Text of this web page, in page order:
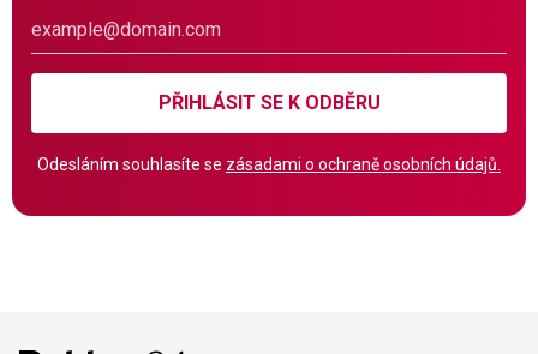
PŘIHLÁSIT SE K ODBĚRU
Odesláním souhlasíte se zásadami o ochraně osobních údajů.